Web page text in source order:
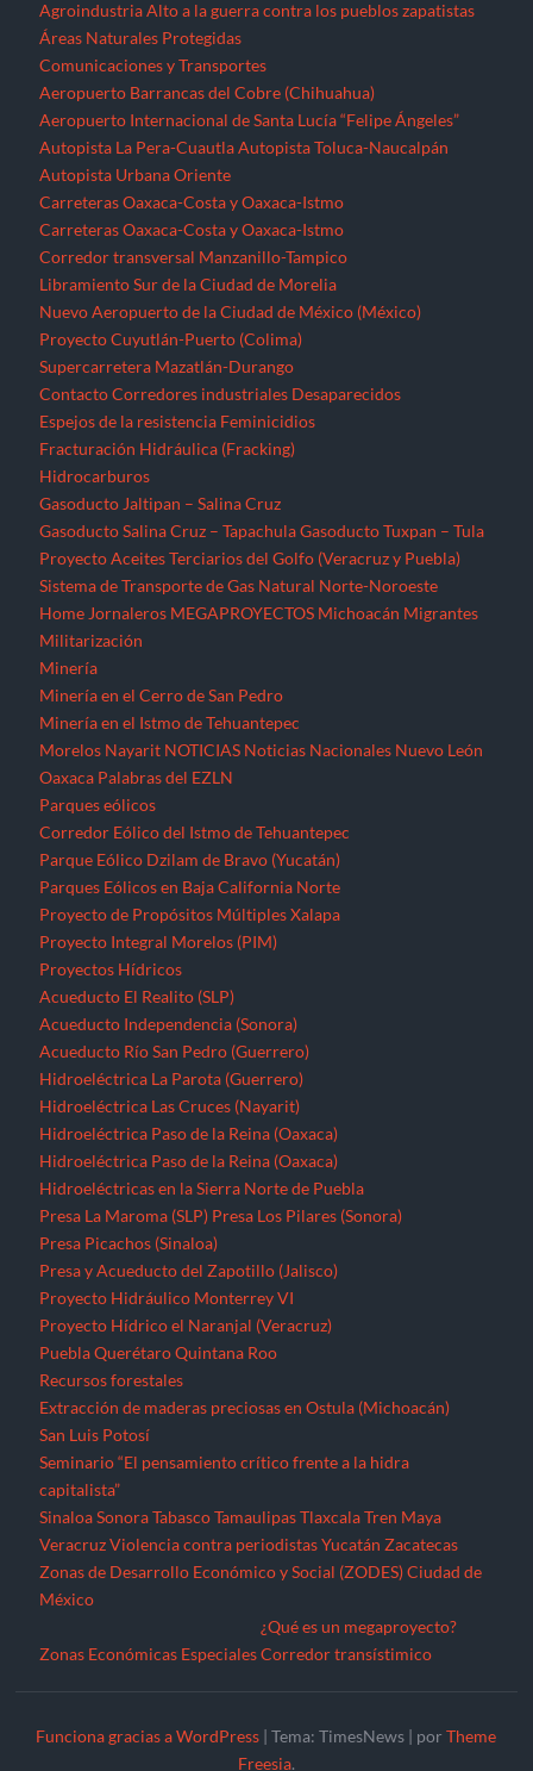
Agroindustria Alto a la guerra contra los pueblos zapatistas
Áreas Naturales Protegidas
Comunicaciones y Transportes
Aeropuerto Barrancas del Cobre (Chihuahua)
Aeropuerto Internacional de Santa Lucía “Felipe Ángeles”
Autopista La Pera-Cuautla Autopista Toluca-Naucalpán
Autopista Urbana Oriente
Carreteras Oaxaca-Costa y Oaxaca-Istmo
Carreteras Oaxaca-Costa y Oaxaca-Istmo
Corredor transversal Manzanillo-Tampico
Libramiento Sur de la Ciudad de Morelia
Nuevo Aeropuerto de la Ciudad de México (México)
Proyecto Cuyutlán-Puerto (Colima)
Supercarretera Mazatlán-Durango
Contacto Corredores industriales Desaparecidos
Espejos de la resistencia Feminicidios
Fracturación Hidráulica (Fracking)
Hidrocarburos
Gasoducto Jaltipan – Salina Cruz
Gasoducto Salina Cruz – Tapachula Gasoducto Tuxpan – Tula
Proyecto Aceites Terciarios del Golfo (Veracruz y Puebla)
Sistema de Transporte de Gas Natural Norte-Noroeste
Home Jornaleros MEGAPROYECTOS Michoacán Migrantes
Militarización
Minería
Minería en el Cerro de San Pedro
Minería en el Istmo de Tehuantepec
Morelos Nayarit NOTICIAS Noticias Nacionales Nuevo León
Oaxaca Palabras del EZLN
Parques eólicos
Corredor Eólico del Istmo de Tehuantepec
Parque Eólico Dzilam de Bravo (Yucatán)
Parques Eólicos en Baja California Norte
Proyecto de Propósitos Múltiples Xalapa
Proyecto Integral Morelos (PIM)
Proyectos Hídricos
Acueducto El Realito (SLP)
Acueducto Independencia (Sonora)
Acueducto Río San Pedro (Guerrero)
Hidroeléctrica La Parota (Guerrero)
Hidroeléctrica Las Cruces (Nayarit)
Hidroeléctrica Paso de la Reina (Oaxaca)
Hidroeléctrica Paso de la Reina (Oaxaca)
Hidroeléctricas en la Sierra Norte de Puebla
Presa La Maroma (SLP) Presa Los Pilares (Sonora)
Presa Picachos (Sinaloa)
Presa y Acueducto del Zapotillo (Jalisco)
Proyecto Hidráulico Monterrey VI
Proyecto Hídrico el Naranjal (Veracruz)
Puebla Querétaro Quintana Roo
Recursos forestales
Extracción de maderas preciosas en Ostula (Michoacán)
San Luis Potosí
Seminario “El pensamiento crítico frente a la hidra
capitalista”
Sinaloa Sonora Tabasco Tamaulipas Tlaxcala Tren Maya
Veracruz Violencia contra periodistas Yucatán Zacatecas
Zonas de Desarrollo Económico y Social (ZODES) Ciudad de
México
Zonas Económicas Especiales
¿Qué es un megaproyecto?
Corredor transístimico
Funciona gracias a WordPress |Tema: TimesNews | porTheme
Freesia.